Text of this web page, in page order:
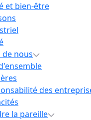
et bien-être
nous
des
la pareille